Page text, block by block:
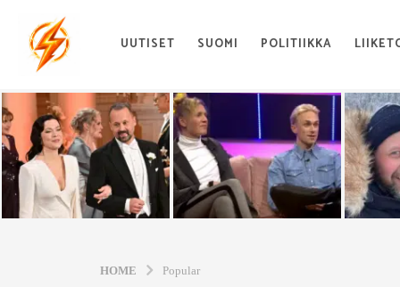
UUTISET SUOMI POLITIIKKA
HOME Popular